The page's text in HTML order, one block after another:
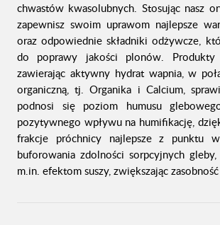
chwastów kwasolubnych. Stosując nasz
zapewnisz swoim uprawom najlepsze
oraz odpowiednie składniki odżywcze,
do poprawy jakości plonów.
zawierając aktywny hydrat wapnia, w
organiczną, tj. Organika i Calcium,
podnosi się poziom humusu
pozytywnego wpływu na humifikację,
frakcje próchnicy najlepsze z punktu
buforowania zdolności sorpcyjnych gleby,
m.in. efektom suszy, zwiększając